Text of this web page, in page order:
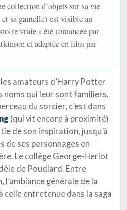
collection d’objets sur sa vie
sa gamelle) est visible au
vraie a été romancée par
et adaptée en film par
amateurs d’Harry Potter
qui leur sont familiers.
du sorcier, c’est dans
(qui vit encore à proximité)
de son inspiration, jusqu’à
de ses personnages en
Le collège George-Heriot
de Poudlard. Entre
générale de la
celle entretenue dans la saga